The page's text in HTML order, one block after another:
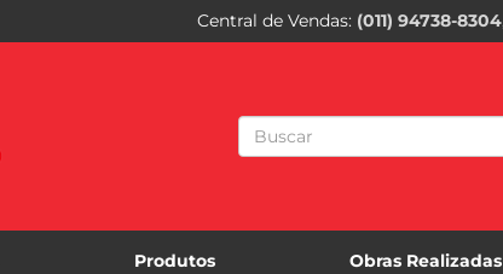
Central de Vendas (011) 94738-8304
Produtos Obras Realizadas